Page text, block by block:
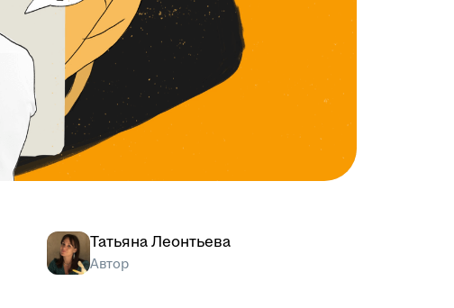
Татьяна Леонтьева
Автор